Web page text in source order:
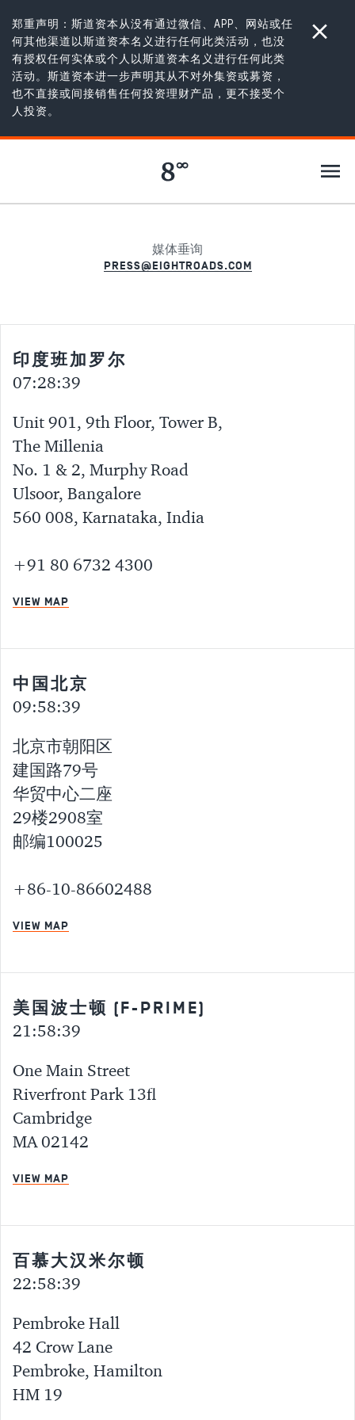
郑重声明：斯道资本从没有通过微信、APP、网站或任
何其他渠道以斯道资本名义进行任何此类活动，也没
有授权任何实体或个人以斯道资本名义进行任何此类
活动。斯道资本进一步声明其从不对外集资或募资，
也不直接或间接销售任何投资理财产品，更不接受个
人投资。
斯道资本作为全球风险投资平台，各地团队
能够互相学习和借鉴经验，支持我们的被投
企业实现全球扩张。
媒体垂询
PRESS@EIGHTROADS.COM
印度班加罗尔
07:28:40
Unit 901, 9th Floor, Tower B,
The Millenia
No. 1 & 2, Murphy Road
Ulsoor, Bangalore
560 008, Karnataka, India
+91 80 6732 4300
VIEW MAP
中国北京
09:58:40
北京市朝阳区
建国路79号
华贸中心二座
29楼2908室
邮编100025
+86-10-86602488
VIEW MAP
美国波士顿 (F-PRIME)
21:58:40
One Main Street
Riverfront Park 13fl
Cambridge
MA 02142
VIEW MAP
百慕大汉米尔顿
22:58:40
Pembroke Hall
42 Crow Lane
Pembroke, Hamilton
HM 19